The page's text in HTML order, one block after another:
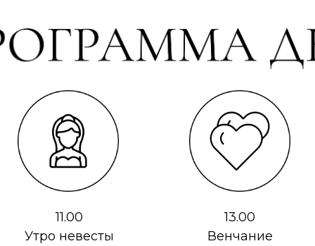
11.00
Утро невесты
13.00
Венчание